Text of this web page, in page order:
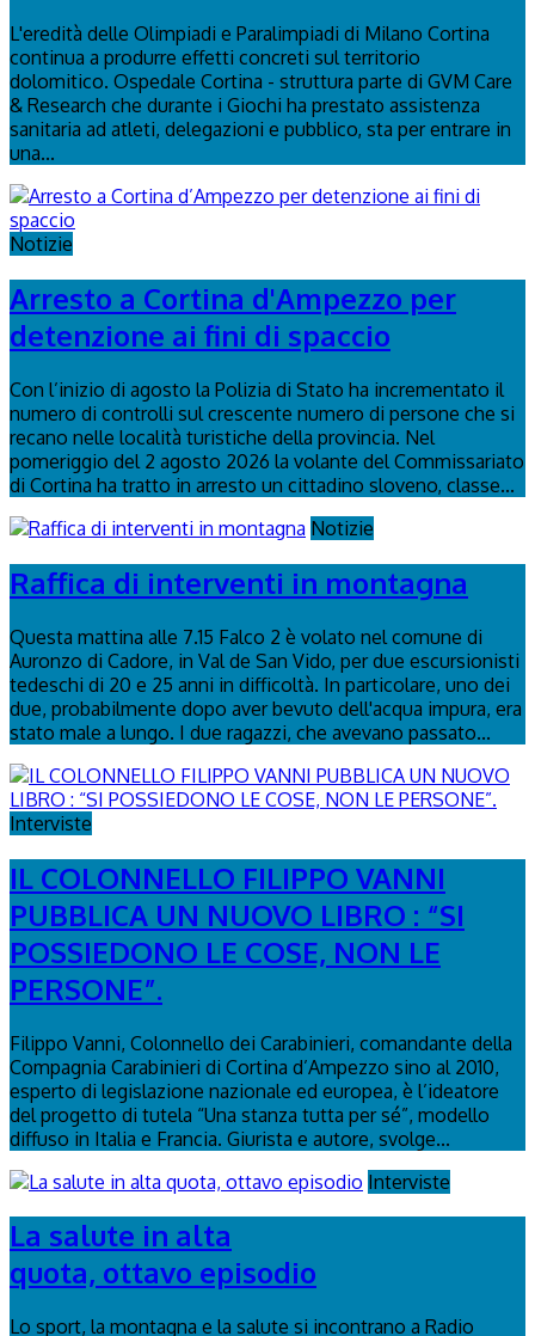
L'eredità delle Olimpiadi e Paralimpiadi di Milano Cortina
continua a produrre effetti concreti sul territorio
dolomitico. Ospedale Cortina - struttura parte di GVM Care
& Research che durante i Giochi ha prestato assistenza
sanitaria ad atleti, delegazioni e pubblico, sta per entrare in
una...
Notizie
Arresto a Cortina d'Ampezzo per
detenzione ai fini di spaccio
Con l’inizio di agosto la Polizia di Stato ha incrementato il
numero di controlli sul crescente numero di persone che si
recano nelle località turistiche della provincia. Nel
pomeriggio del 2 agosto 2026 la volante del Commissariato
di Cortina ha tratto in arresto un cittadino sloveno, classe...
Notizie
Raffica di interventi in montagna
Questa mattina alle 7.15 Falco 2 è volato nel comune di
Auronzo di Cadore, in Val de San Vido, per due escursionisti
tedeschi di 20 e 25 anni in difficoltà. In particolare, uno dei
due, probabilmente dopo aver bevuto dell'acqua impura, era
stato male a lungo. I due ragazzi, che avevano passato...
Interviste
IL COLONNELLO FILIPPO VANNI
PUBBLICA UN NUOVO LIBRO : “SI
POSSIEDONO LE COSE, NON LE
PERSONE”.
Filippo Vanni, Colonnello dei Carabinieri, comandante della
Compagnia Carabinieri di Cortina d’Ampezzo sino al 2010,
esperto di legislazione nazionale ed europea, è l’ideatore
del progetto di tutela “Una stanza tutta per sé”, modello
diffuso in Italia e Francia. Giurista e autore, svolge...
Interviste
La salute in alta
quota, ottavo episodio
Lo sport, la montagna e la salute si incontrano a Radio